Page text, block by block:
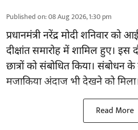
Published on:08 Aug 2026, 1:30 pm
प्रधानमंत्री नरेंद्र मोदी शनिवार को
दीक्षांत समारोह में शामिल हुए। इस
छात्रों को संबोधित किया। संबोधन के
मजाकिया अंदाज भी देखने को
Read More